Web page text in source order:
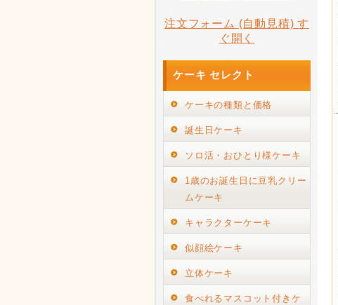
注文フォーム (自動見積) す
ぐ開く
ケーキ セレクト
ケーキの種類と価格
誕生日ケーキ
ソロ活・おひとり様ケーキ
1歳のお誕生日に豆乳クリー
ムケーキ
キャラクターケーキ
似顔絵ケーキ
立体ケーキ
食べれるマスコット付きケ